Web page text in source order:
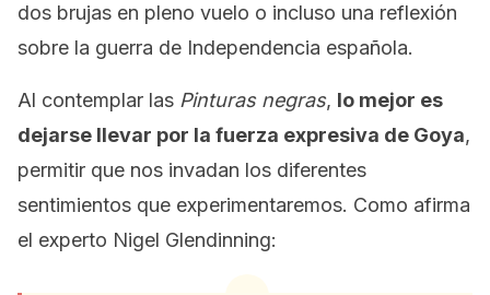
dos brujas en pleno vuelo o incluso una reflexión
sobre la guerra de Independencia española.
Al contemplar las Pinturas negras, lo mejor es
dejarse llevar por la fuerza expresiva de Goya,
permitir que nos invadan los diferentes
sentimientos que experimentaremos. Como afirma
el experto Nigel Glendinning: